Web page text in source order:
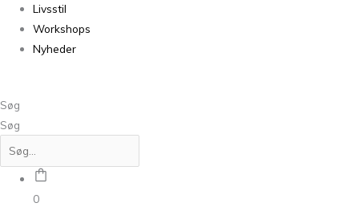
Livsstil
Workshops
Nyheder
Søg
Søg
0